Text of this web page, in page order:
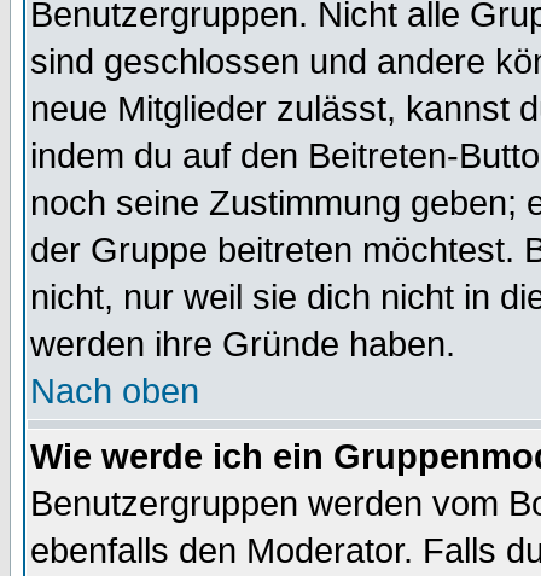
Benutzergruppen. Nicht alle
sind geschlossen und andere
neue Mitglieder zulässt, kannst
indem du auf den Beitreten-
noch seine Zustimmung geben;
der Gruppe beitreten möchtest.
nicht, nur weil sie dich nicht in
werden ihre Gründe haben.
Nach oben
Wie werde ich ein
Benutzergruppen werden vom
ebenfalls den Moderator. Falls